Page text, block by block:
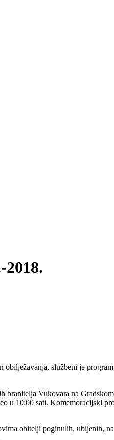
službeni je
Vukovara na
u 10:00 sati. Komemoracijski
obitelji poginulih, ubijenih,